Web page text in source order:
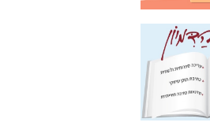
של "תיק
של בזק
לטובת